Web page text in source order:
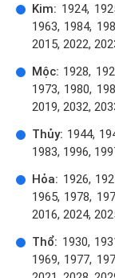
Kim: 1924,
1963, 1984,
2015, 2022,
Mộc: 1928,
1973, 1980,
2019, 2032,
Thủy: 1944,
1983, 1996,
Hỏa: 1926,
1965, 1978,
2016, 2024,
Thổ: 1930,
1969, 1977,